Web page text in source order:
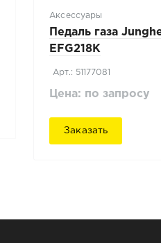
Аксессуары
Педаль газа
EFG218K
Арт.: 51177081
Цена: по запросу
Заказать